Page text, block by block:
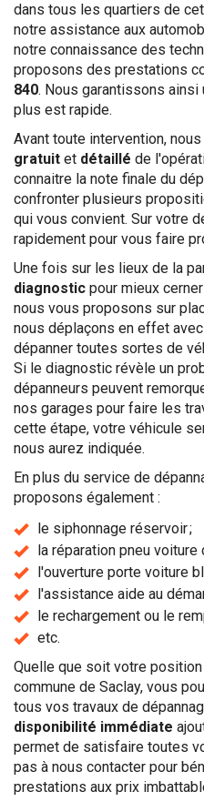
dans tous les quartiers de
notre assistance aux
notre connaissance des
proposons des prestations
840. Nous garantissons ainsi
plus est rapide.
Avant toute intervention,
gratuit et détaillé de
connaitre la note finale du
confronter plusieurs
qui vous convient. Sur votre
rapidement pour vous faire
Une fois sur les lieux de la
diagnostic pour mieux
nous vous proposons sur
nous déplaçons en effet
dépanner toutes sortes de
Si le diagnostic révèle un
dépanneurs peuvent
nos garages pour faire les
cette étape, votre véhicule
nous aurez indiquée.
En plus du service de
proposons également :
le siphonnage réservoir ;
la réparation pneu voiture
l'ouverture porte voiture
l'assistance aide au
le rechargement ou le
etc.
Quelle que soit votre
commune de Saclay, vous
tous vos travaux de
disponibilité immédiate
permet de satisfaire toutes
pas à nous contacter pour
prestations aux prix